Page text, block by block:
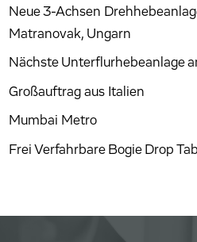
Neue 3-Achsen
Matranovak, Ungarn
Nächste Unterflurhebeanlage
Großauftrag aus Italien
Mumbai Metro
Frei Verfahrbare Bogie Drop